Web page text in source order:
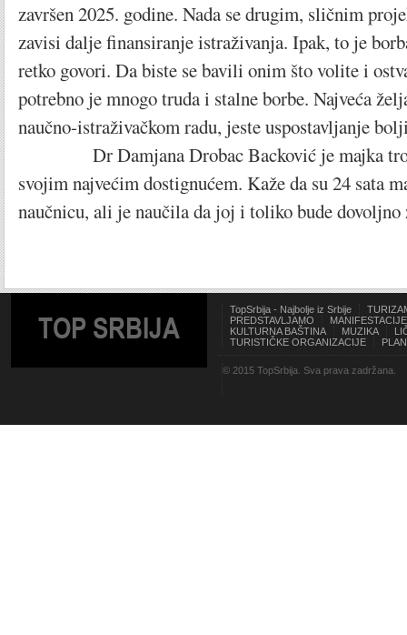
završen 2025. godine. Nada se drugim, sličnim
zavisi dalje finansiranje istraživanja. Ipak, to je
retko govori. Da biste se bavili onim što volite i
potrebno je mnogo truda i stalne borbe. Najveća
naučno-istraživačkom radu, jeste uspostavljanje
Dr Damjana Drobac Backović je majka
svojim najvećim dostignućem. Kaže da su 24 sata
naučnicu, ali je naučila da joj i toliko bude dovoljno
TOP SRBIJA
TopSrbija - Najbolje iz Srbije
PREDSTAVLJAMO
MANIFESTACIJE
KULTURNA BAŠTINA
MUZIKA
TURISTIČKE ORGANIZACIJE
© 2015 TopSrbija. Sva prava zadržana.